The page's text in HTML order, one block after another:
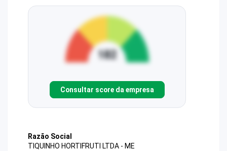
Consultar score da empresa
Razão Social
TIQUINHO HORTIFRUTI LTDA - ME